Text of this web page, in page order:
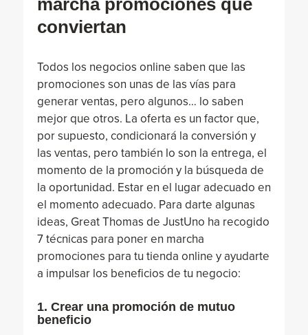
conviertan
Todos los negocios online saben que las
promociones son unas de las vías para
generar ventas, pero algunos… lo saben
mejor que otros. La oferta es un factor que,
por supuesto, condicionará la conversión y
las ventas, pero también lo son la entrega, el
momento de la promoción y la búsqueda de
la oportunidad. Estar en el lugar adecuado en
el momento adecuado. Para darte algunas
ideas, Great Thomas de JustUno ha recogido
7 técnicas para poner en marcha
promociones para tu tienda online y ayudarte
a impulsar los beneficios de tu negocio:
1. Crear una promoción de mutuo
beneficio